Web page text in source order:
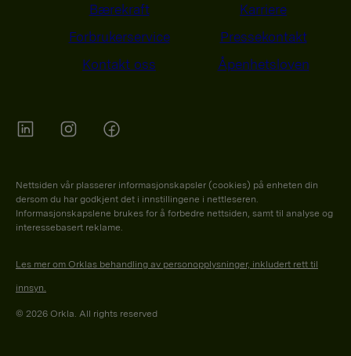
Bærekraft
Karriere
Forbrukerservice
Pressekontakt
Kontakt oss
Åpenhetsloven
Nettsiden vår plasserer informasjonskapsler (cookies) på enheten din
dersom du har godkjent det i innstillingene i nettleseren.
Informasjonskapslene brukes for å forbedre nettsiden, samt til analyse og
interessebasert reklame.
Les mer om Orklas behandling av personopplysninger, inkludert rett til
innsyn.
© 2026 Orkla. All rights reserved